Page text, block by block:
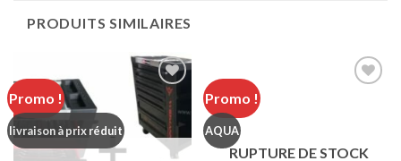
PRODUITS SIMILAIRES
Promo !
livraison à prix réduit
Add to
Wishlist
Promo !
AQUA
RUPTURE DE STOCK